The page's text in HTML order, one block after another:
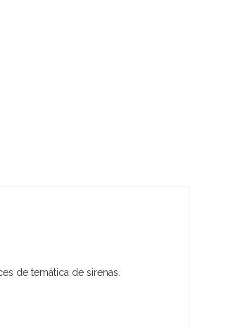
de temática de sirenas.